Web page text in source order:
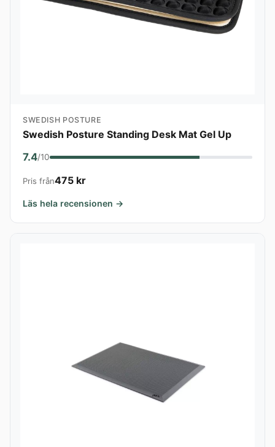
SWEDISH POSTURE
Swedish Posture Standing Desk Mat Gel Up
7.4/10
Pris från475 kr
Läs hela recensionen →